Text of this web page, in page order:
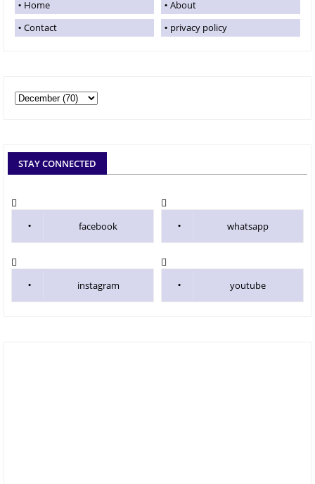
Home
About
Contact
privacy policy
STAY CONNECTED
facebook whatsapp
instagram youtube